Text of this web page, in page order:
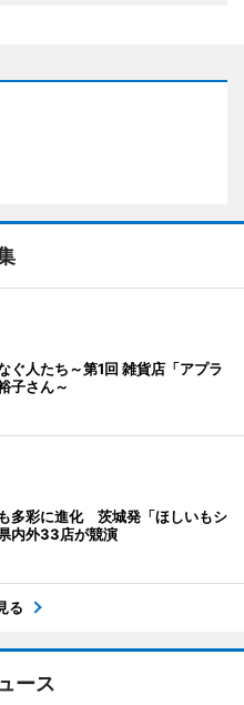
ぐ人たち～第1回 雑貨店「アプラ
子さん～
多彩に進化 茨城発「ほしいもシ
内外33店が競演
る
ース